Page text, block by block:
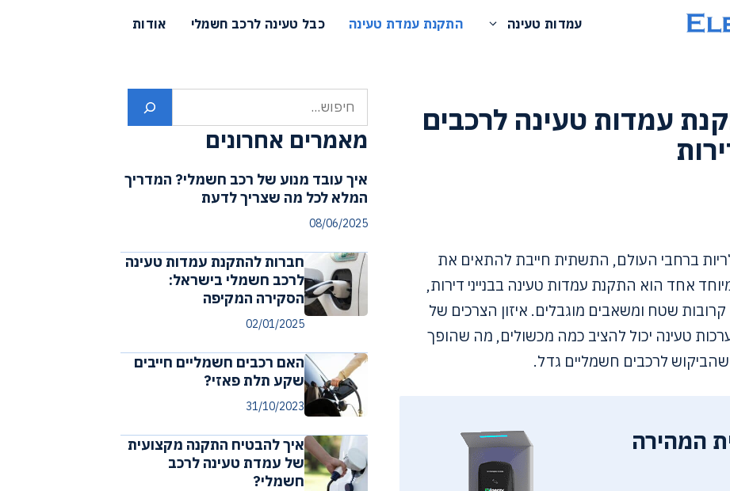
עמדות טעינה התקנת עמדת טעינה כבל טעינה לרכב חשמלי אודות
עמדות טעינה לרכבים
ברחבי העולם, התשתית חייבת להתאים את
אחד הוא התקנת עמדות טעינה בבנייני דירות,
שטח ומשאבים מוגבלים. איזון הצרכים של
טעינה יכול להציב כמה מכשולים, מה שהופך
לרכבים חשמליים גדל.
המהירה
חיפוש
מאמרים אחרונים
איך עובד מנוע של רכב חשמלי? המדריך
המלא לכל מה שצריך לדעת
08/06/2025
חברות להתקנת עמדות טעינה
לרכב חשמלי בישראל:
הסקירה המקיפה
02/01/2025
האם רכבים חשמליים חייבים
שקע תלת פאזי?
31/10/2023
איך להבטיח התקנה מקצועית
של עמדת טעינה לרכב
חשמלי?